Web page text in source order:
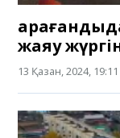
жаяу
13 Қазан, 2024, 19:11